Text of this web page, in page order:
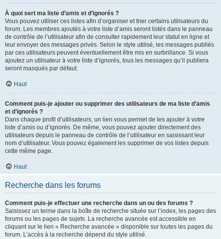
À quoi sert ma liste d’amis et d’ignorés ?
Vous pouvez utiliser ces listes afin d’organiser et trier certains utilisateurs du
forum. Les membres ajoutés à votre liste d’amis seront listés dans le panneau
de contrôle de l’utilisateur afin de consulter rapidement leur statut en ligne et
leur envoyer des messages privés. Selon le style utilisé, les messages publiés
par ces utilisateurs peuvent éventuellement être mis en surbrillance. Si vous
ajoutez un utilisateur à votre liste d’ignorés, tous les messages qu’il publiera
seront masqués par défaut.
Haut
Comment puis-je ajouter ou supprimer des utilisateurs de ma liste d’amis
et d’ignorés ?
Dans chaque profil d’utilisateurs, un lien vous permet de les ajouter à votre
liste d’amis ou d’ignorés. De même, vous pouvez ajouter directement des
utilisateurs depuis le panneau de contrôle de l’utilisateur en saisissant leur
nom d’utilisateur. Vous pouvez également les supprimer de vos listes depuis
cette même page.
Haut
Recherche dans les forums
Comment puis-je effectuer une recherche dans un ou des forums ?
Saisissez un terme dans la boîte de recherche située sur l’index, les pages des
forums ou les pages de sujets. La recherche avancée est accessible en
cliquant sur le lien « Recherche avancée » disponible sur toutes les pages du
forum. L’accès à la recherche dépend du style utilisé.